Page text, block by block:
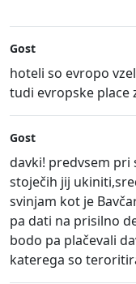
Gost
hoteli so evropo
tudi evropske place
Gost
davki! predvsem pri
stoječih jij
svinjam kot je
pa dati na prisilno
bodo pa plačevali
katerega so